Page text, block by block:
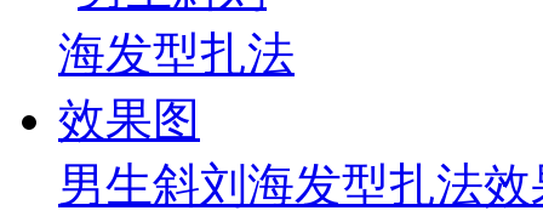
男生斜刘海发型扎法